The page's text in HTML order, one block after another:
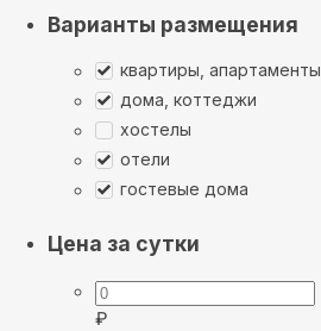
Варианты размещения
квартиры, апартаменты
дома, коттеджи
хостелы
отели
гостевые дома
Цена за сутки
₽